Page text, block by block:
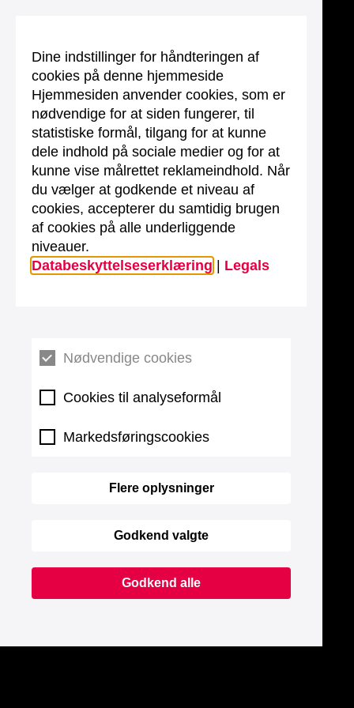
Dine indstillinger for håndteringen af
cookies på denne hjemmeside
Hjemmesiden anvender cookies, som er
nødvendige for at siden fungerer, til
statistiske formål, tilgang for at kunne
dele indhold på sociale medier og for at
kunne vise målrettet reklameindhold. Når
du vælger at godkende et niveau af
cookies, accepterer du samtidig brugen
af cookies på alle underliggende
niveauer.
Databeskyttelseserklæring
Legals
Nødvendige cookies
Cookies til analyseformål
Markedsføringscookies
Flere oplysninger
Godkend valgte
Godkend alle